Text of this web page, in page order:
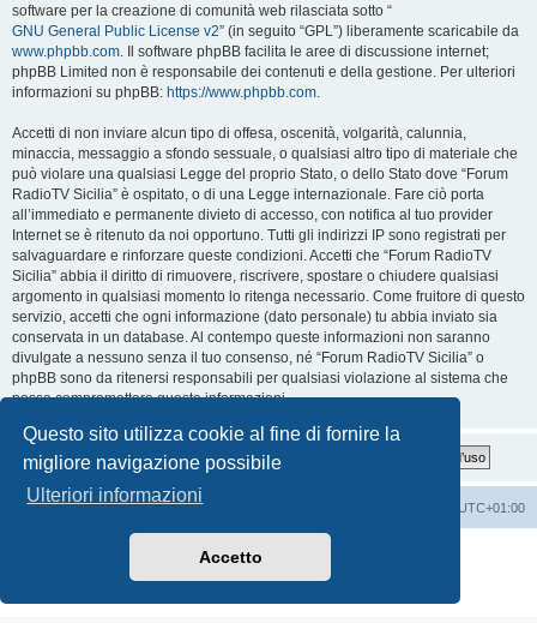
Questo sito utilizza cookie al fine di fornire la
migliore navigazione possibile
Ulteriori informazioni
Accetto
software per la creazione di comunità web rilasciata sotto “
GNU General Public License v2” (in seguito “GPL”) liberamente scaricabile da
www.phpbb.com. Il software phpBB facilita le aree di discussione internet;
phpBB Limited non è responsabile dei contenuti e della gestione. Per ulteriori
informazioni su phpBB: https://www.phpbb.com.
Accetti di non inviare alcun tipo di offesa, oscenità, volgarità, calunnia,
minaccia, messaggio a sfondo sessuale, o qualsiasi altro tipo di materiale che
può violare una qualsiasi Legge del proprio Stato, o dello Stato dove “Forum
RadioTV Sicilia” è ospitato, o di una Legge internazionale. Fare ciò porta
all’immediato e permanente divieto di accesso, con notifica al tuo provider
Internet se è ritenuto da noi opportuno. Tutti gli indirizzi IP sono registrati per
salvaguardare e rinforzare queste condizioni. Accetti che “Forum RadioTV
Sicilia” abbia il diritto di rimuovere, riscrivere, spostare o chiudere qualsiasi
argomento in qualsiasi momento lo ritenga necessario. Come fruitore di questo
servizio, accetti che ogni informazione (dato personale) tu abbia inviato sia
conservata in un database. Al contempo queste informazioni non saranno
divulgate a nessuno senza il tuo consenso, né “Forum RadioTV Sicilia” o
phpBB sono da ritenersi responsabili per qualsiasi violazione al sistema che
possa compromettere queste informazioni.
Indice UTC+01:00
Contattaci
phpBB
® Forum Software © phpBB Limited